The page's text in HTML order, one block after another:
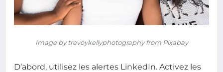
Image by trevoykellyphotography from Pixabay
D’abord, utilisez les alertes LinkedIn. Activez les